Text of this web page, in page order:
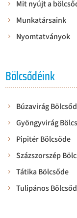
Mit nyújt a
Munkatársaink
Nyomtatványok
Bölcsődéink
Búzavirág
Gyöngyvirág
Pipitér Bölcsőde
Százszorszép
Tátika Bölcsőde
Tulipános